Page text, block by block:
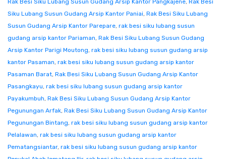
Rak Besi Siku Lubang Susun Gudang Arsip Kantor Pangkajene, Rak Besi
Siku Lubang Susun Gudang Arsip Kantor Paniai, Rak Besi Siku Lubang
Susun Gudang Arsip Kantor Parepare, rak besi siku lubang susun
gudang arsip kantor Pariaman, Rak Besi Siku Lubang Susun Gudang
Arsip Kantor Parigi Moutong, rak besi siku lubang susun gudang arsip
kantor Pasaman, rak besi siku lubang susun gudang arsip kantor
Pasaman Barat, Rak Besi Siku Lubang Susun Gudang Arsip Kantor
Pasangkayu, rak besi siku lubang susun gudang arsip kantor
Payakumbuh, Rak Besi Siku Lubang Susun Gudang Arsip Kantor
Pegunungan Arfak, Rak Besi Siku Lubang Susun Gudang Arsip Kantor
Pegunungan Bintang, rak besi siku lubang susun gudang arsip kantor
Pelalawan, rak besi siku lubang susun gudang arsip kantor
Pematangsiantar, rak besi siku lubang susun gudang arsip kantor